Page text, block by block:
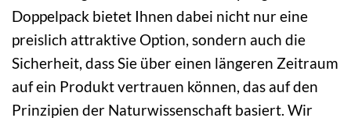
Doppelpack bietet Ihnen dabei nicht nur eine
preislich attraktive Option, sondern auch die
Sicherheit, dass Sie über einen längeren Zeitraum
auf ein Produkt vertrauen können, das auf den
Prinzipien der Naturwissenschaft basiert. Wir